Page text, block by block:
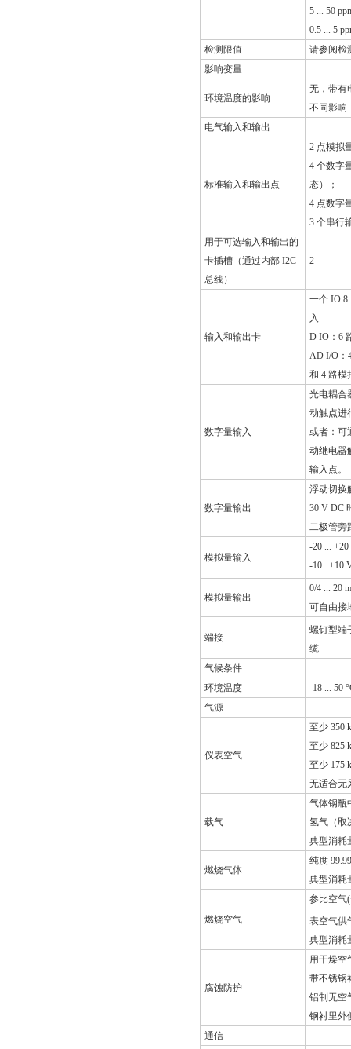
5 ... 50
0.5 ... 5
检测限值
请参阅检
影响变量
环境温度的影响
无，带有
不同影响
电气输入和输出
标准输入和输出点
2 点模拟
4 个数字
态）；
4 点数字
3 个串行
用于可选输入和输出的
卡插槽（通过内部 I2C
总线）
2
输入和输出卡
一个 IO 8
入
D IO：6
AD I/O：
和 4 路模
数字量输入
光电耦合
动触点进
或者：可
动继电器
输入点。
数字量输出
浮动切换
30 V DC
二极管旁
模拟量输入
-20 ...
-10...+10
模拟量输出
0/4 ... 20
可自由接
端接
螺钉型端
缆
气候条件
环境温度
-18 ... 50
气源
仪表空气
至少 350
至少 825
至少 175
无适合无
载气
气体钢瓶
氢气（取
典型消耗
燃烧气体
纯度
典型消耗
燃烧空气
参比空气
表空气供
典型消耗
腐蚀防护
用干燥空
带不锈钢
铝制无空
钢衬里外
通信